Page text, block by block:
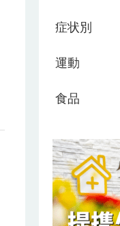
症状別
運動
食品